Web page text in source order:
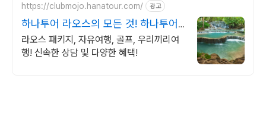
https://clubmojo.hanatour.com/ 광고
하나투어 라오스의 모든 것! 하나투어
공식인증 예약센터
라오스 패키지, 자유여행, 골프, 우리끼리여
행! 신속한 상담 및 다양한 혜택!